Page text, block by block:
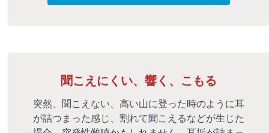
聞こえにくい、響く、こもる
突然、聞こえない、高い山に登った時のように耳
が詰つまった感じ、割れて聞こえるなどが生じた